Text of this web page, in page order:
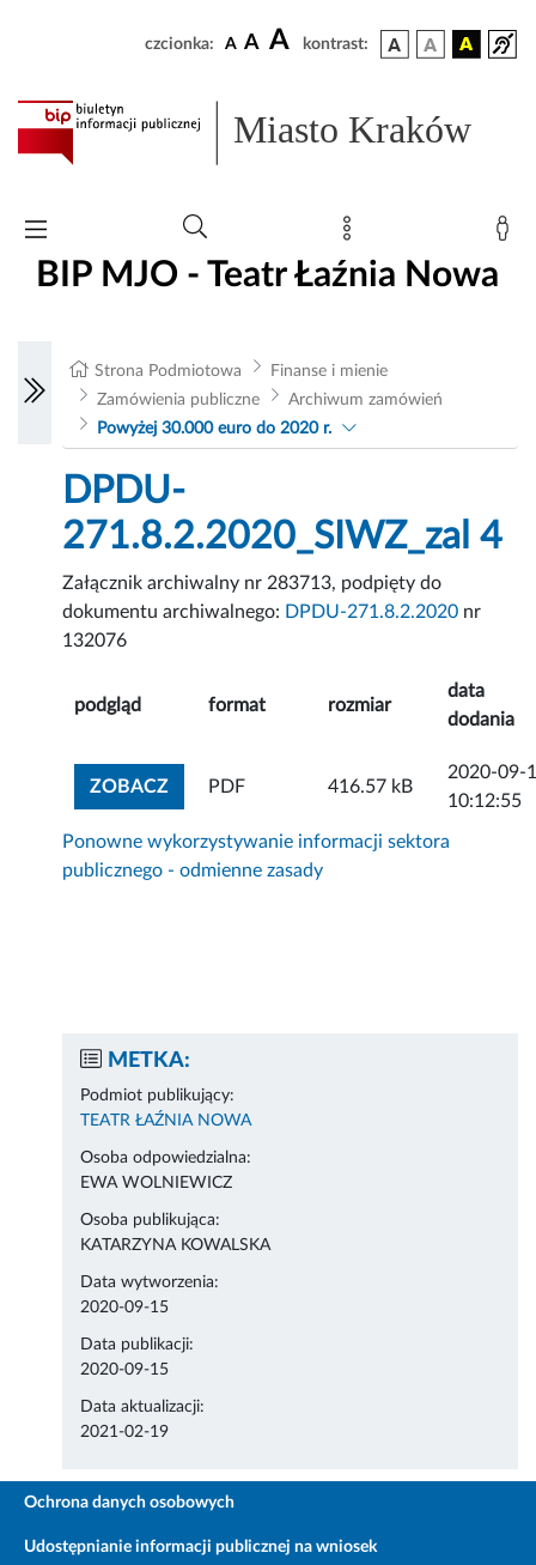
czcionka: A A A kontrast:
Miasto Kraków
BIP MJO - Teatr Łaźnia Nowa
Strona Podmiotowa
Finanse i mienie
Zamówienia publiczne
Archiwum zamówień
Powyżej 30.000 euro do 2020 r.
DPDU-
271.8.2.2020_SIWZ_zal 4
Załącznik archiwalny nr 283713, podpięty do
dokumentu archiwalnego: DPDU-271.8.2.2020 nr
132076
podgląd format rozmiar
data
dodania
ZOBACZZOBACZ ZAŁĄCZNIK
PDF 416.57 kB
2020-09-
10:12:55
Ponowne wykorzystywanie informacji sektora
publicznego - odmienne zasady
METKA:
Podmiot publikujący:
TEATR ŁAŹNIA NOWA
Osoba odpowiedzialna:
EWA WOLNIEWICZ
Osoba publikująca:
KATARZYNA KOWALSKA
Data wytworzenia:
2020-09-15
Data publikacji:
2020-09-15
Data aktualizacji:
2021-02-19
Ochrona danych osobowych
Udostępnianie informacji publicznej na wniosek